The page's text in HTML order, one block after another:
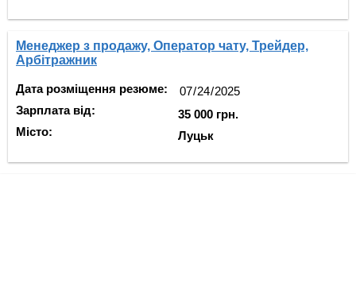
Менеджер з продажу, Оператор чату, Трейдер,
Арбітражник
Дата розміщення резюме:
Зарплата від:
Місто:
35 000 грн.
Луцьк